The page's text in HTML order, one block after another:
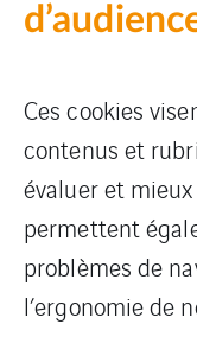
Ces cookies
contenus et
évaluer et
permettent
problèmes de
l’ergonomie de